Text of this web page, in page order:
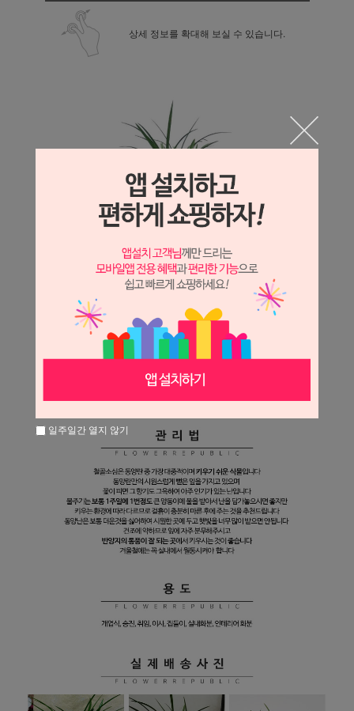
상세 정보를 확대해 보실 수 있습니다.
일주일간 열지 않기